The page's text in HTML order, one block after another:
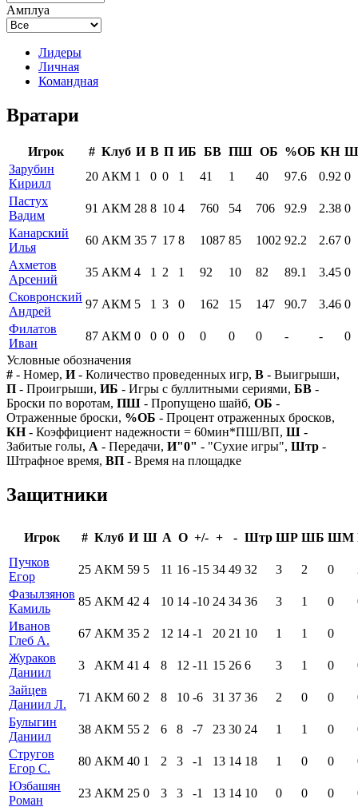
Амплуа
Лидеры
Личная
Командная
Вратари
Игрок # Клуб И В П ИБ БВ ПШ ОБ %ОБ КН Ш
Зарубин
Кирилл
20 АКМ 1 0 0 1 41 1 40 97.6 0.92 0
Пастух
Вадим
91 АКМ 28 8 10 4 760 54 706 92.9 2.38 0
Канарский
Илья
60 АКМ 35 7 17 8 1087 85 1002 92.2 2.67 0
Ахметов
Арсений
35 АКМ 4 1 2 1 92 10 82 89.1 3.45 0
Сковронский
Андрей
97 АКМ 5 1 3 0 162 15 147 90.7 3.46 0
Филатов
Иван
87 АКМ 0 0 0 0 0 0 0 - -
0
Условные обозначения
# - Номер, И- Количество проведенных игр, В - Выигрыши,
П - Проигрыши, ИБ - Игры с буллитными сериями, БВ -
Броски по воротам, ПШ - Пропущено шайб, ОБ -
Отраженные броски, %ОБ - Процент отраженных бросков,
КН- Коэффициент надежности = 60мин*ПШ/ВП, Ш -
Забитые голы, А - Передачи, И"0" - "Сухие игры", Штр -
Штрафное время, ВП - Время на площадке
Защитники
Игрок # Клуб И Ш А О +/- + - Штр ШР ШБ ШМ
Пучков
Егор
25 АКМ 59 5 11 16 -15 34 49 32 3 2 0
Фазылзянов
Камиль
85 АКМ 42 4 10 14 -10 24 34 36 3 1 0
Иванов
Глеб А.
67 АКМ 35 2 12 14 -1 20 21 10 1 1 0
Жураков
Даниил
3 АКМ 41 4 8 12 -11 15 26 6 3 1 0
Зайцев
Даниил Л.
71 АКМ 60 2 8 10 -6 31 37 36 2 0 0
Булыгин
Даниил
38 АКМ 55 2 6 8 -7 23 30 24 1 1 0
Стругов
Егор С.
80 АКМ 40 1 2 3 -1 13 14 18 1 0 0
Юзбашян
Роман
23 АКМ 25 0 3 3 -1 13 14 10 0 0 0